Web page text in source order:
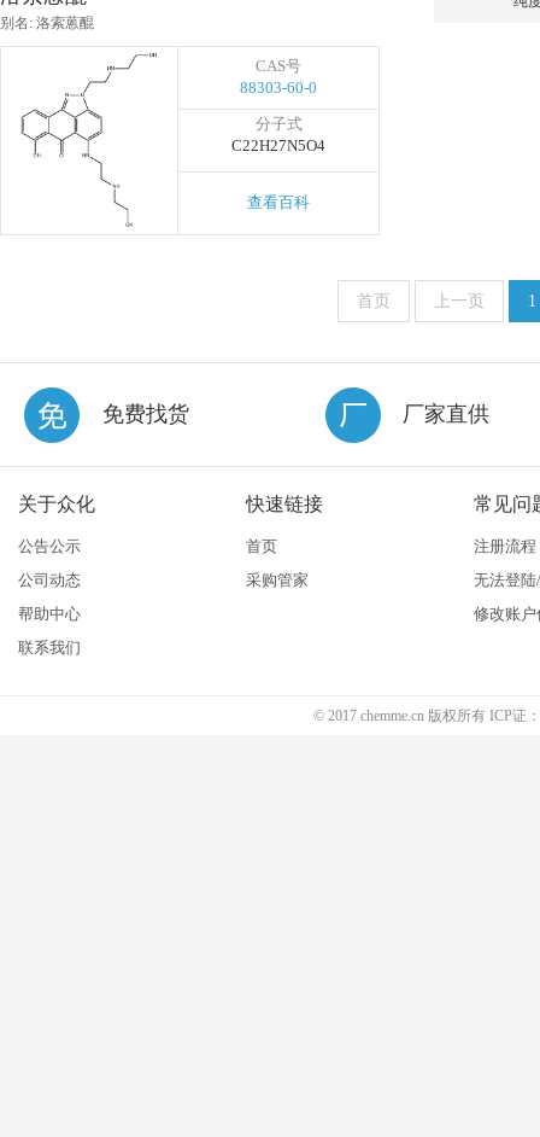
别名: 洛索蒽醌
CAS号
88303-60-0
分子式
C22H27N5O4
查看百科
首页 上一页 1
免费找货 厂家直供
关于众化
公告公示
公司动态
帮助中心
联系我们
快速链接
首页
采购管家
常见问
注册流程
无法登
修改账户
© 2017 chemme.cn 版权所有 ICP证：